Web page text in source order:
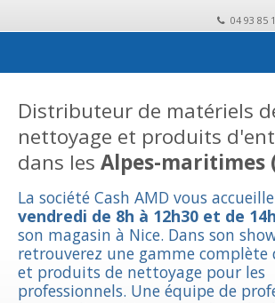
04 93 85
Distributeur de matériels
nettoyage et produits
dans les Alpes-maritimes
La société Cash AMD vous accueille
vendredi de 8h à 12h30 et de
son magasin à Nice. Dans son
retrouverez une gamme complète
et produits de nettoyage pour les
professionnels. Une équipe de